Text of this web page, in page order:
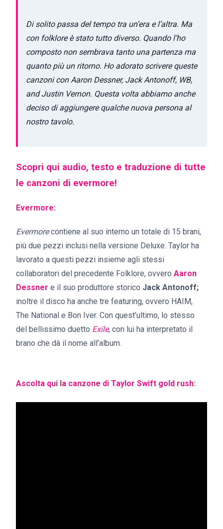
Di solito passa del tempo tra un’era e l’altra. Ma
con folklore è stato tutto diverso. Quando l’ho
composto non sembrava tanto una partenza ma
quanto più un ritorno. Ho adorato scrivere queste
canzoni con Aaron Dessner, Jack Antonoff, WB,
and Justin Vernon. Questa volta abbiamo anche
deciso di aggiungere qualche nuova persona al
nostro tavolo.
Scopri qui audio, testo e traduzione di tutte
le canzoni di evermore!
Evermore:
Evermorecontiene al suo interno un totale di 15 brani,
più due pezzi inclusi nella versione Deluxe. Taylor ha
lavorato a questi pezzi insieme agli stessi
collaboratori del precedente Folklore, ovvero Aaron
Dessner e il suo produttore storico Jack Antonoff;
inoltre il disco ha anche tre featuring, ovvero HAIM,
The National e Bon Iver. Con quest’ultimo, lo stesso
del bellissimo duetto Exile, con lui ha interpretato il
brano che dà il nome all’album.
Ascolta qui la canzone di Taylor Swift gold rush: